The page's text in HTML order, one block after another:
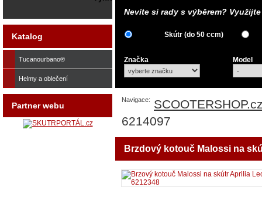
Nevíte si rady s výběrem?
Skútr (do 50 ccm)
Značka Model
Navigace:
6214097
Brzdový kotouč Malossi na
Katalog
Tucanourbano®
Helmy a oblečení
Partner webu